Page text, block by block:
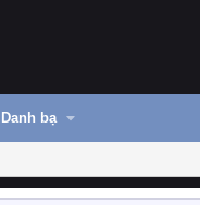
Danh bạ